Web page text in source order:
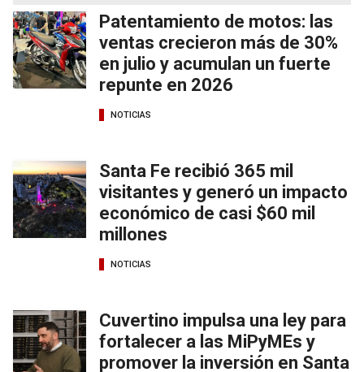
Patentamiento de motos: las
ventas crecieron más de 30%
en julio y acumulan un fuerte
repunte en 2026
NOTICIAS
Santa Fe recibió 365 mil
visitantes y generó un impacto
económico de casi $60 mil
millones
NOTICIAS
Cuvertino impulsa una ley para
fortalecer a las MiPyMEs y
promover la inversión en Santa